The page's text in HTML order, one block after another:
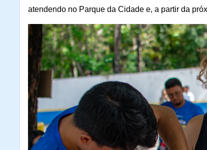
atendendo no Parque da Cidade e, a partir da